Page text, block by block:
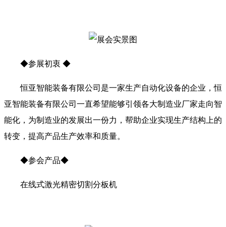
◆参展初衷 ◆
恒亚智能装备有限公司是一家生产自动化设备的企业，恒
亚智能装备有限公司一直希望能够引领各大制造业厂家走向智
能化，为制造业的发展出一份力，帮助企业实现生产结构上的
转变，提高产品生产效率和质量。
◆参会产品◆
在线式激光精密切割分板机